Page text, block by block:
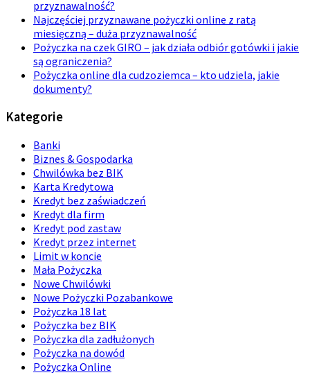
przyznawalność?
Najczęściej przyznawane pożyczki online z ratą
miesięczną – duża przyznawalność
Pożyczka na czek GIRO – jak działa odbiór gotówki i jakie
są ograniczenia?
Pożyczka online dla cudzoziemca – kto udziela, jakie
dokumenty?
Kategorie
Banki
Biznes & Gospodarka
Chwilówka bez BIK
Karta Kredytowa
Kredyt bez zaświadczeń
Kredyt dla firm
Kredyt pod zastaw
Kredyt przez internet
Limit w koncie
Mała Pożyczka
Nowe Chwilówki
Nowe Pożyczki Pozabankowe
Pożyczka 18 lat
Pożyczka bez BIK
Pożyczka dla zadłużonych
Pożyczka na dowód
Pożyczka Online